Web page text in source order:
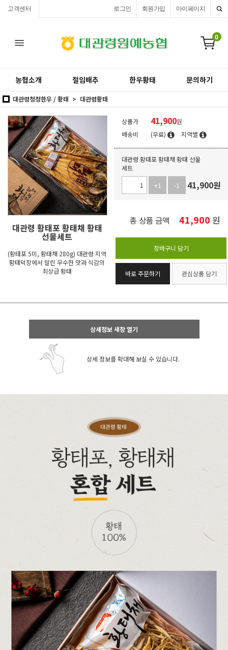
고객센터 마이페이지
회원가입
로그인
0
농협소개 절임배추 한우황태 문의하기
대관령청정한우 / 황태 대관령황태
대관령 황태포 황태채 황태
선물세트
(황태포 5미, 황태채 280g) 대관령 지역
황태덕장에서 말린 우수한 맛과 식감의
최상급 황태
상품가 41,900원
배송비
(무료) 지역별
대관령 황태포 황태채 황태 선물
세트
+1
-1 41,900원
총 상품 금액 41,900 원
장바구니 담기
바로 주문하기 관심상품 담기
상세정보 새창 열기
상세 정보를 확대해 보실 수 있습니다.